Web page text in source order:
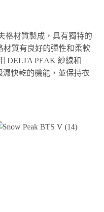
格材質製成，具有獨特的
質有良好的彈性和柔軟
DELTA PEAK 紗線和
快乾的機能，並保持衣